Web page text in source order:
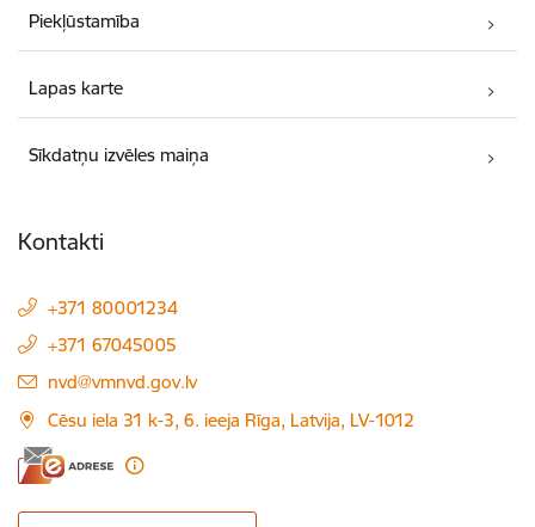
Piekļūstamība
Lapas karte
Sīkdatņu izvēles maiņa
Kontakti
+371 80001234
+371 67045005
E-pasts:
nvd@vmnvd.gov.lv
Cēsu iela 31 k-3, 6. ieeja Rīga, Latvija, LV-1012